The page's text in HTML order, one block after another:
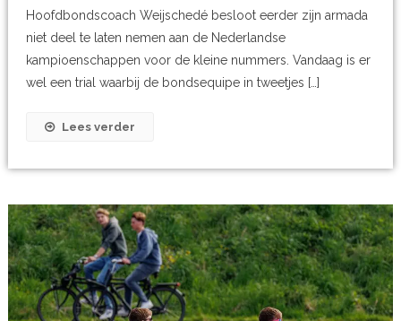
Hoofdbondscoach Weijschedé besloot eerder zijn armada
niet deel te laten nemen aan de Nederlandse
kampioenschappen voor de kleine nummers. Vandaag is er
wel een trial waarbij de bondsequipe in tweetjes […]
Lees verder